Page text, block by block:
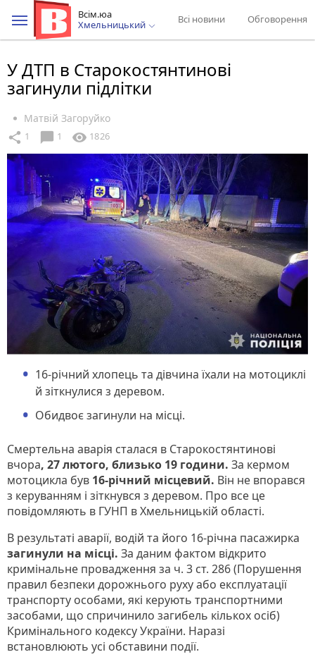
Всім.юа
Хмельницький
Всі новини Обговорення
У ДТП в Старокостянтинові
загинули підлітки
Матвій Загоруйко
share 1 chat_bubble 1 visibility 1826
16-річний хлопець та дівчина їхали на мотоциклі
й зіткнулися з деревом.
Обидвоє загинули на місці.
Смертельна аварія сталася в Старокостянтинові
вчора, 27 лютого, близько 19 години. За кермом
мотоцикла був 16-річний місцевий. Він не впорався
з керуванням і зіткнувся з деревом. Про все це
повідомляють в ГУНП в Хмельницькій області.
В результаті аварії, водій та його 16-річна пасажирка
загинули на місці. За даним фактом відкрито
кримінальне провадження за ч. 3 ст. 286 (Порушення
правил безпеки дорожнього руху або експлуатації
транспорту особами, які керують транспортними
засобами, що спричинило загибель кількох осіб)
Кримінального кодексу України. Наразі
встановлюють усі обставини події.